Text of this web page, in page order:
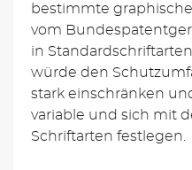
bestimmte
vom
in
würde den
stark einschränken
variable und sich mit
Schriftarten festlegen.